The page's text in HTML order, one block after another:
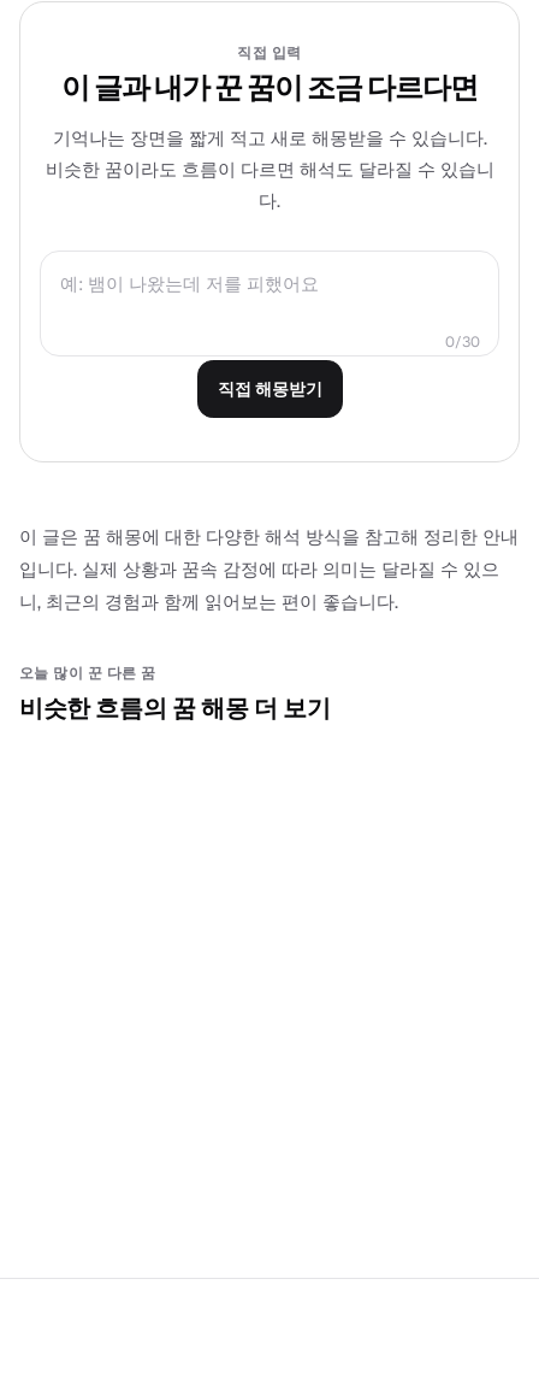
직접 입력
이 글과 내가 꾼 꿈이 조금 다르다면
기억나는 장면을 짧게 적고 새로 해몽받을 수 있습니다.
비슷한 꿈이라도 흐름이 다르면 해석도 달라질 수 있습니
다.
0/30
직접 해몽받기
이 글은 꿈 해몽에 대한 다양한 해석 방식을 참고해 정리한 안내
입니다. 실제 상황과 꿈속 감정에 따라 의미는 달라질 수 있으
니, 최근의 경험과 함께 읽어보는 편이 좋습니다.
오늘 많이 꾼 다른 꿈
비슷한 흐름의 꿈 해몽 더 보기